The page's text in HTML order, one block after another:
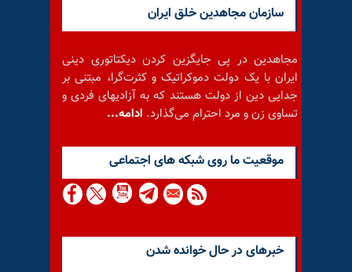
سازمان مجاهدین خلق ایران
مجاهدین در پی جایگزین کردن دیکتاتوری دینی
ایران با یک دولت دموکراتیک و کثرت‌گرا، مبتنی بر
جدایی دین از دولت هستند که به آزادیهای فردی و
تساوی زن و مرد احترام می‌گذارد. ادامه...
موقعيت ما روى شبكه هاى اجتماعى
خبرهای در حال خوانده شدن